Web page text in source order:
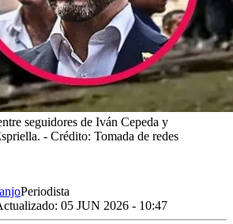
seguidores de Iván Cepeda y
- Crédito: Tomada de redes
Periodista
05 JUN 2026 - 10:47